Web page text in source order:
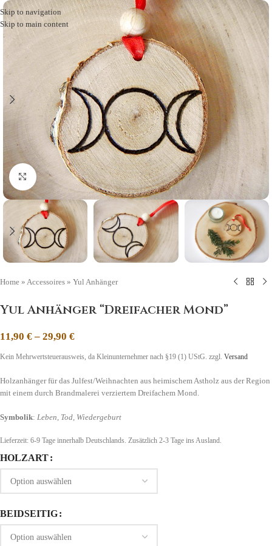
Skip to navigation
Skip to main content
Click to enlarge
Home » Accessoires » Yul Anhänger
Yul Anhänger “Dreifacher Mond”
11,90 €– 29,90 €
Kein Mehrwertsteuerausweis, da Kleinunternehmer nach §19 (1) UStG. zzgl. Versand
Holzanhänger für das Julfest/Weihnachten aus heimischem Astholz aus der Region
mit einem durch Brandmalerei verziertem Dreifachem Mond.
Symbolik: Leben, Tod, Wiedergeburt
Lieferzeit: 6-9 Tage innerhalb Deutschlands. Zusätzlich 2-3 Tage ins Ausland.
HOLZART
BEIDSEITIG